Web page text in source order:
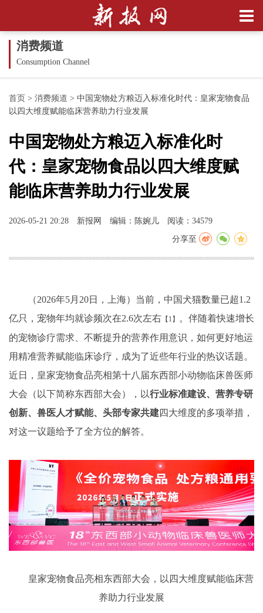
消费频道
Consumption Channel
首页 > 消费频道 > 中国宠物处方粮迈入标准化时代：皇家宠物食品
以四大维度赋能临床营养助力行业发展
中国宠物处方粮迈入标准化时
代：皇家宠物食品以四大维度赋
能临床营养助力行业发展
2026-05-21 20:28 新报网 编辑：陈婉儿 阅读：34579
分享至
（2026年5月20日，上海）当前，中国犬猫数量已超1.2
亿只，宠物年均就诊频次在2.6次左右 【1】
。伴随着快速增长
的宠物诊疗需求、不断提升的营养作用意识，如何更好地运
用精准营养赋能临床诊疗，成为了近些年行业的热议话题。
近日，皇家宠物食品亮相第十八届东西部小动物临床兽医师
大会（以下简称东西部大会），以行业标准建设、营养专研
创新、兽医人才赋能、头部专家共建四大维度的多项举措，
对这一议题给予了全方位的解答。
皇家宠物食品亮相东西部大会，以四大维度赋能临床营
养助力行业发展